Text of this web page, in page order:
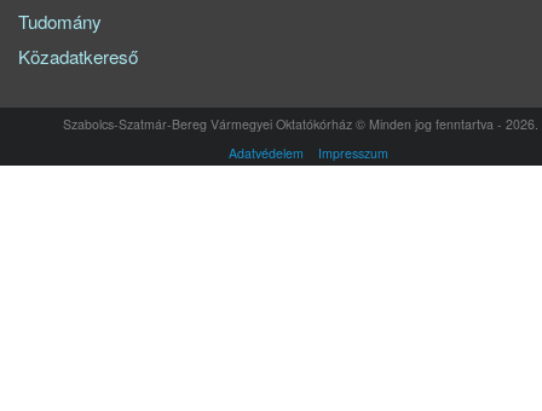
Tudomány
Közadatkereső
Szabolcs-Szatmár-Bereg Vármegyei Oktatókórház © Minden jog fenntartva - 2026.
Adatvédelem
Impresszum